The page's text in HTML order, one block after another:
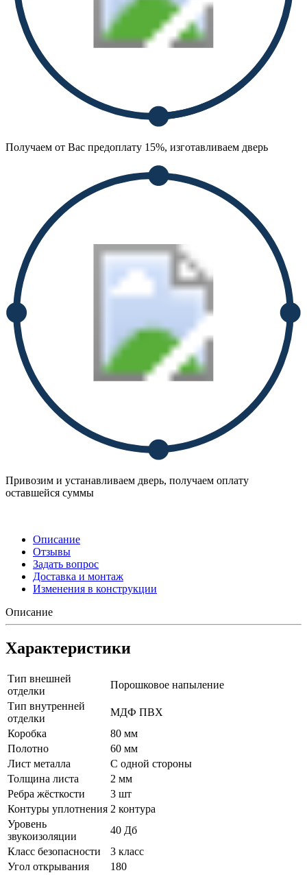
Получаем от Вас предоплату 15%, изготавливаем дверь
Привозим и устанавливаем дверь, получаем оплату
оставшейся суммы
Описание
Отзывы
Задать вопрос
Доставка и монтаж
Изменения в конструкции
Описание
Характеристики
Тип внешней
отделки
Порошковое напыление
Тип внутренней
отделки
МДФ ПВХ
Коробка
80 мм
Полотно
60 мм
Лист металла
С одной стороны
Толщина листа
2 мм
Ребра жёсткости
3 шт
Контуры уплотнения 2 контура
Уровень
звукоизоляции
40 Дб
Класс безопасности
3 класс
Угол открывания
180